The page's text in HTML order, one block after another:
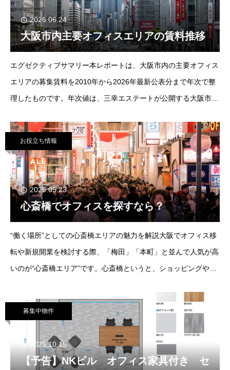
2026.06.24
大阪市内主要オフィスエリアの賃料推移
エグゼクティブサマリー本レポートは、大阪市内の主要オフィス
エリアの募集賃料を2010年から2026年最新公表分まで年次で整
理したものです。年次値は、三幸エステートが公開する大阪市の
5月平均としました。実質値は
お役立ち情報
2026.05.23
心斎橋でオフィスを探すなら？
“働く場所”としての心斎橋エリアの魅力を解説大阪でオフィス移
転や新規開業を検討する際、「梅田」「本町」と並んで人気が高
いのが“心斎橋エリア”です。心斎橋というと、ショッピングや観
ランド性を重視する
募集中物件
2025.10.15
【予告】NKビル オフィス家具付き セ